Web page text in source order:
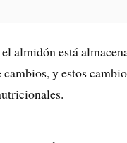
almidón está
y estos